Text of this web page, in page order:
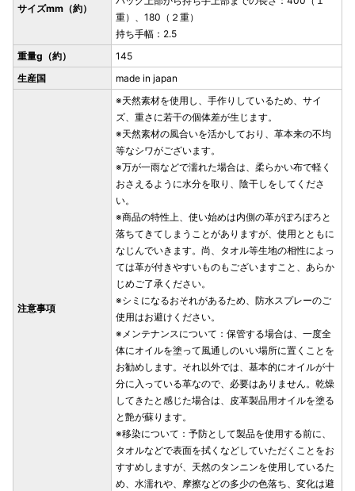
サイズmm（約）
重）、180（２重）
持ち手幅：2.5
重量g（約）
145
生産国
made in japan
注意事項
※天然素材を使用し、手作りしているため、サイ
ズ、重さに若干の個体差が生じます。
※天然素材の風合いを活かしており、革本来の不均
等なシワがございます。
※万が一雨などで濡れた場合は、柔らかい布で軽く
おさえるように水分を取り、陰干しをしてくださ
い。
※商品の特性上、使い始めは内側の革がぽろぽろと
落ちてきてしまうことがありますが、使用とともに
なじんでいきます。尚、タオル等生地の相性によっ
ては革が付きやすいものもございますこと、あらか
じめご了承ください。
※シミになるおそれがあるため、防水スプレーのご
使用はお避けください。
※メンテナンスについて：保管する場合は、一度全
体にオイルを塗って風通しのいい場所に置くことを
お勧めします。それ以外では、基本的にオイルが十
分に入っている革なので、必要はありません。乾燥
してきたと感じた場合は、皮革製品用オイルを塗る
と艶が蘇ります。
※移染について：予防として製品を使用する前に、
タオルなどで表面を拭くなどしていただくことをお
すすめしますが、天然のタンニンを使用しているた
め、水濡れや、摩擦などの多少の色落ち、変化は避